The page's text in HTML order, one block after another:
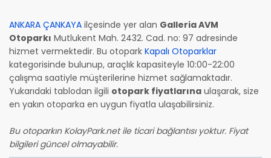
ANKARA ÇANKAYA ilçesinde yer alan Galleria AVM
Otoparkı Mutlukent Mah. 2432. Cad. no: 97 adresinde
hizmet vermektedir. Bu otopark Kapalı Otoparklar
kategorisinde bulunup, araçlık kapasiteyle 10:00-22:00
çalışma saatiyle müşterilerine hizmet sağlamaktadır.
Yukarıdaki tablodan ilgili otopark fiyatlarına ulaşarak, size
en yakın otoparka en uygun fiyatla ulaşabilirsiniz.
Bu otoparkın KolayPark.net ile ticari bağlantısı yoktur. Fiyat
bilgileri güncel olmayabilir.